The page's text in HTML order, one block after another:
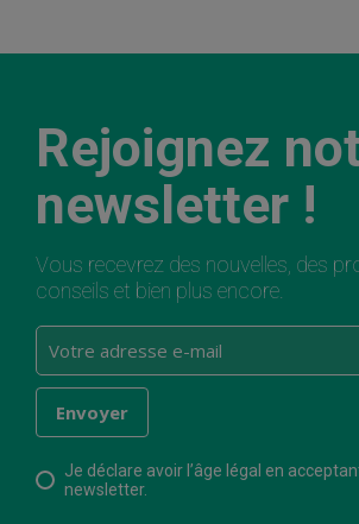
Rejoignez
newsletter !
Vous recevrez des nouvelles, des
conseils et bien plus encore.
Je déclare avoir l’âge légal en
newsletter.